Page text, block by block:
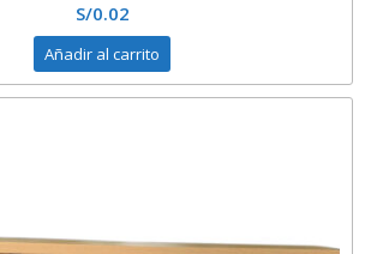
S/0.02
Añadir al carrito